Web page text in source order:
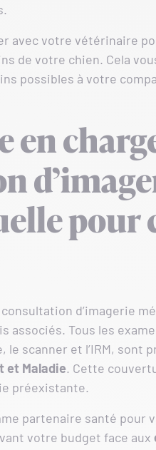
avec votre vétérinaire
de votre chien. Cela
possibles à votre
en
pour
d’imagerie
associés. Tous les
le scanner et l’IRM, sont
et Maladie. Cette
préexistante.
partenaire santé pour
votre budget face aux